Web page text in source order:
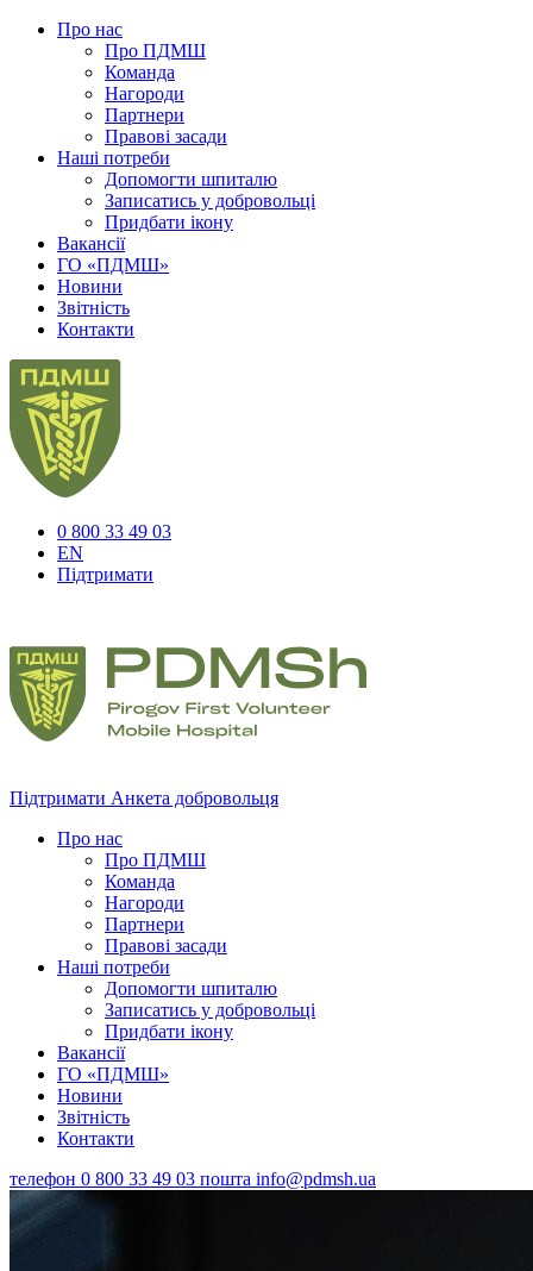
Про нас
Про ПДМШ
Команда
Нагороди
Партнери
Правові засади
Наші потреби
Допомогти шпиталю
Записатись у добровольці
Придбати ікону
Вакансії
ГО «ПДМШ»
Новини
Звітність
Контакти
0 800 33 49 03
EN
Підтримати
Підтримати Анкета добровольця
Про нас
Про ПДМШ
Команда
Нагороди
Партнери
Правові засади
Наші потреби
Допомогти шпиталю
Записатись у добровольці
Придбати ікону
Вакансії
ГО «ПДМШ»
Новини
Звітність
Контакти
телефон 0 800 33 49 03 пошта info@pdmsh.ua